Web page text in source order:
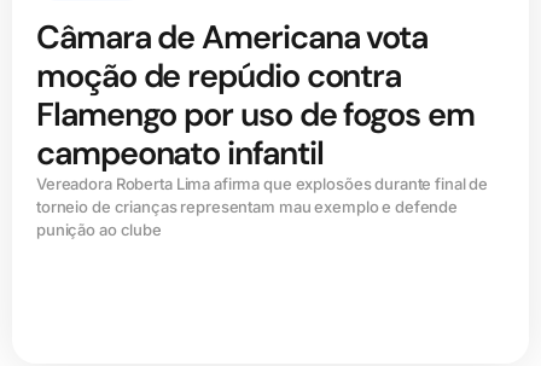
Câmara de Americana vota
moção de repúdio contra
Flamengo por uso de fogos em
campeonato infantil
Vereadora Roberta Lima afirma que explosões durante final de
torneio de crianças representam mau exemplo e defende
punição ao clube